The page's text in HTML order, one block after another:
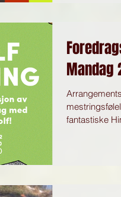
Mandag
fantastiske